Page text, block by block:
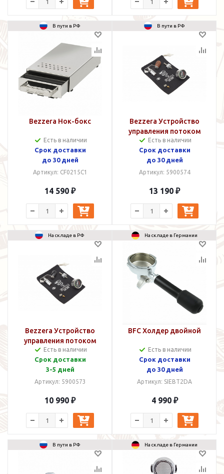
В пути в РФ
Bezzera Нок-бокс
Есть в наличии
Срок доставки
до 30 дней
Артикул: CF0215C1
14 590 ₽
В пути в РФ
Bezzera Устройство
управления потоком
Деревянная ручка
Есть в наличии
Срок доставки
до 30 дней
Артикул: 5900574
13 190 ₽
На складе в РФ
Bezzera Устройство
управления потоком
Пластиковая ручка
Есть в наличии
Срок доставки
3-5 дней
Артикул: 5900573
10 990 ₽
На складе в Германии
BFC Холдер двойной
Есть в наличии
Срок доставки
до 30 дней
Артикул: SIEBT2DA
4 990 ₽
В пути в РФ На складе в Германии